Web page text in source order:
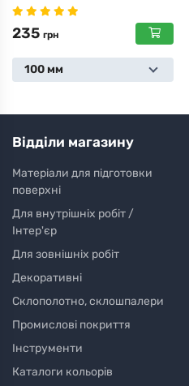
0 грн
100 мм
Відділи магазину
Матеріали для підготовки
поверхні
Для внутрішніх робіт /
Інтер'єр
Для зовнішніх робіт
Декоративні
Склополотно, склошпалери
Промислові покриття
Інструменти
Каталоги кольорів